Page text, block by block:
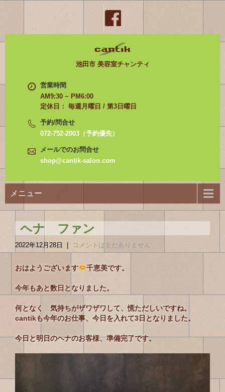
池田市 美容室チャンティ
営業時間
AM9:30 ~ PM6:00
定休日： 毎週月曜日 / 第3日曜日
予約/問合せ
072-752-2003（予約優先）
メールでのお問合せ
shop@cantik-salon.com
メニュー
ヘナ ファン
2022年12月28日 | コメントはまだありません
おはようございます 千恵美です。
今年もあと数日となりました。
何となく 気持ちがザワザワして、慌ただしいですね。
cantikも今年のお仕事、今日を入れて3日となりました。
今日と明日のヘナのお客様、準備完了です。